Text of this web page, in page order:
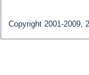
Copyright 2001-2009,